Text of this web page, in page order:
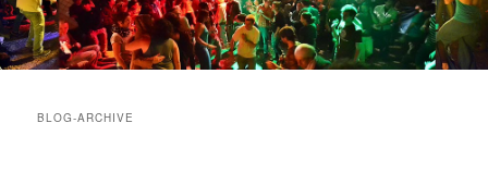
BLOG-ARCHIVE